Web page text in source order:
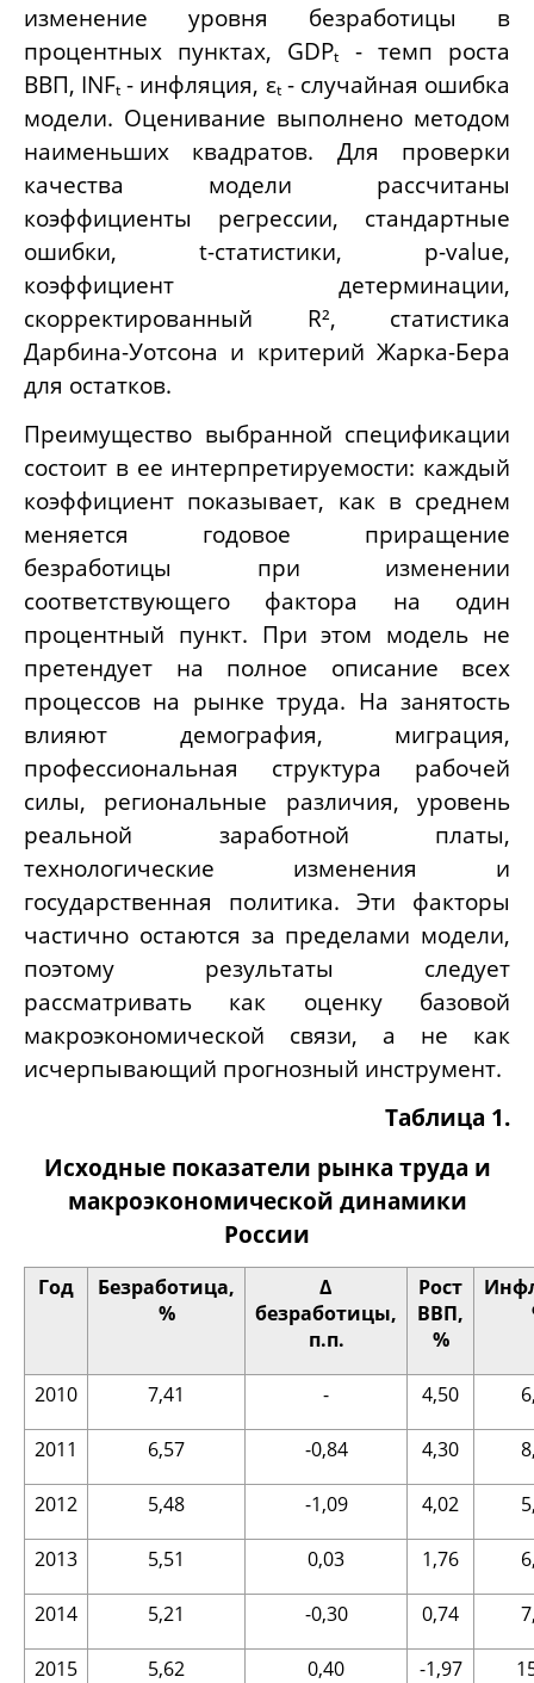
изменение уровня безработицы в
процентных пунктах, GDPₜ - темп роста
ВВП, INFₜ - инфляция, εₜ - случайная ошибка
модели. Оценивание выполнено методом
наименьших квадратов. Для проверки
качества модели рассчитаны
коэффициенты регрессии, стандартные
ошибки, t-статистики, p-value,
коэффициент детерминации,
скорректированный R², статистика
Дарбина-Уотсона и критерий Жарка-Бера
для остатков.
Преимущество выбранной спецификации
состоит в ее интерпретируемости: каждый
коэффициент показывает, как в среднем
меняется годовое приращение
безработицы при изменении
соответствующего фактора на один
процентный пункт. При этом модель не
претендует на полное описание всех
процессов на рынке труда. На занятость
влияют демография, миграция,
профессиональная структура рабочей
силы, региональные различия, уровень
реальной заработной платы,
технологические изменения и
государственная политика. Эти факторы
частично остаются за пределами модели,
поэтому результаты следует
рассматривать как оценку базовой
макроэкономической связи, а не как
исчерпывающий прогнозный инструмент.
Таблица 1.
Исходные показатели рынка труда и
макроэкономической динамики
России
Год
Безработица,
%
Δ
безработицы,
п.п.
Рост
ВВП,
%
2010 7,41 - 4,50
2011 6,57 -0,84 4,30
2012 5,48 -1,09 4,02
2013 5,51 0,03 1,76
2014 5,21 -0,30 0,74
2015 5,62 0,40 -1,97